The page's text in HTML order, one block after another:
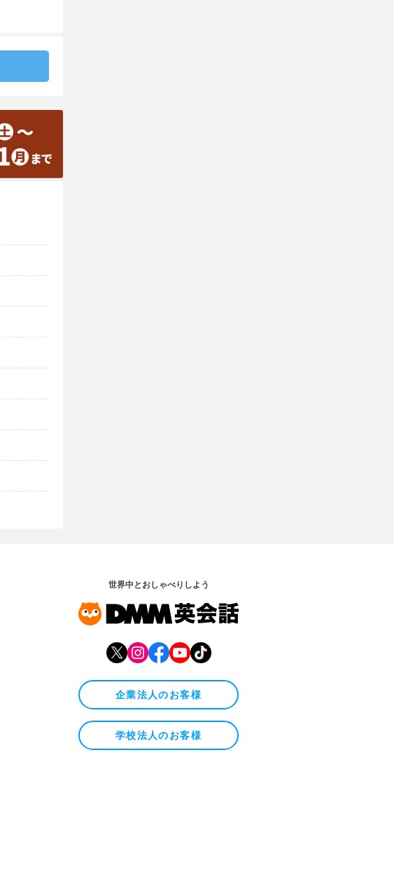
世界中とおしゃべりしよう
企業法人のお客様
学校法人のお客様